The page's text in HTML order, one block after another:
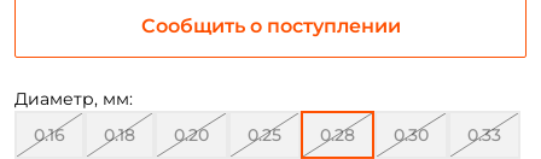
Диаметр, мм:
0.16
0.18 0.20 0.25 0.28 0.30 0.33
Сообщить о поступлении